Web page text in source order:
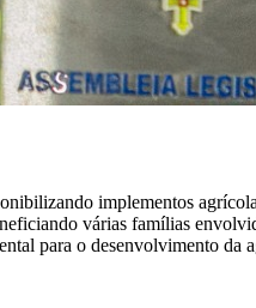
implementos
várias famílias
para o desenvolvimento